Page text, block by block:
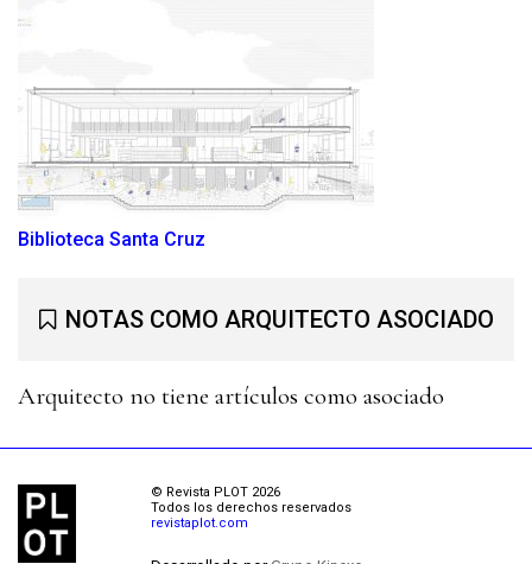
Biblioteca Santa Cruz
NOTAS COMO ARQUITECTO ASOCIADO
Arquitecto no tiene artículos como asociado
© Revista PLOT 2026
Todos los derechos reservados
revistaplot.com